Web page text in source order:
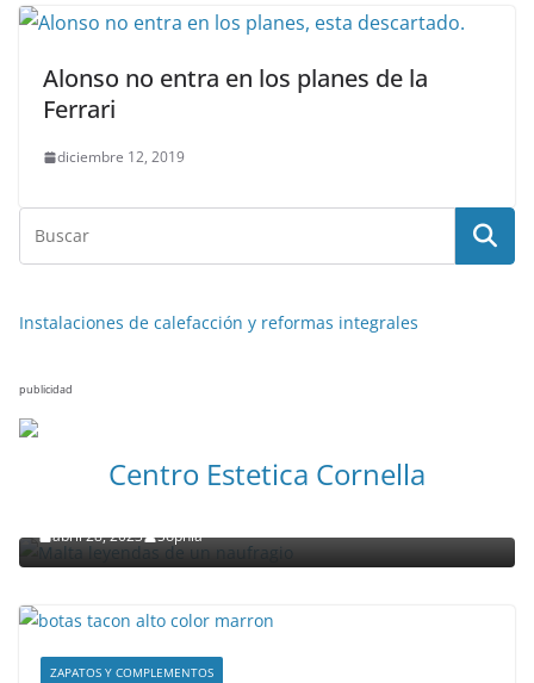
Alonso no entra en los planes de la
Ferrari
diciembre 12, 2019
Instalaciones de calefacción y reformas integrales
publicidad
Centro Estetica Cornella
abril 28, 2023 Sophia
ZAPATOS Y COMPLEMENTOS